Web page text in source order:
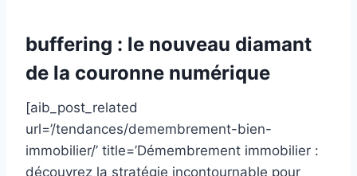
buffering : le nouveau diamant
de la couronne numérique
[aib_post_related
url=’/tendances/demembrement-bien-
immobilier/’ title=’Démembrement immobilier :
découvrez la stratégie incontournable pour